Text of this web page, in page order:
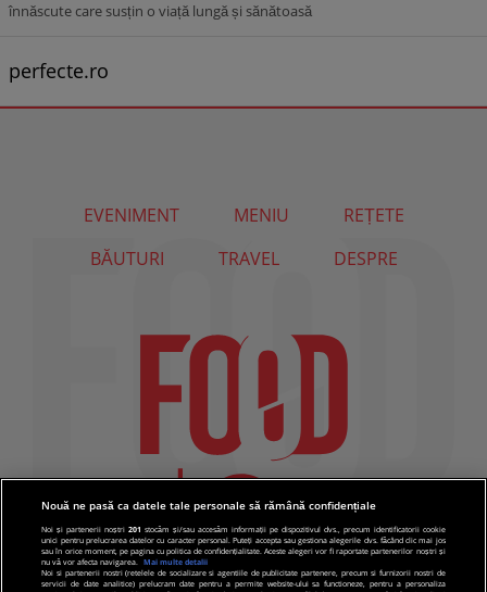
înnăscute care susțin o viață lungă și sănătoasă
perfecte.ro
EVENIMENT MENIU
REȚETE
BĂUTURI
TRAVEL DESPRE
Nouă ne pasă ca datele tale personale să rămână confidențiale
Noi și partenerii noștri201 stocăm și/sau accesăm informații pe dispozitivul dvs., precum identificatorii cookie
unici pentru prelucrarea datelor cu caracter personal. Puteți accepta sau gestiona alegerile dvs. făcând clic mai jos
sau în orice moment, pe pagina cu politica de confidențialitate. Aceste alegeri vor fi raportate partenerilor noștri și
nu vă vor afecta navigarea.
Mai multe detalii
Noi si partenerii nostri (retelele de socializare si agentiile de publicitate partenere, precum si furnizorii nostri de
servicii de date analitice) prelucram date pentru a permite website-ului sa functioneze, pentru a personaliza